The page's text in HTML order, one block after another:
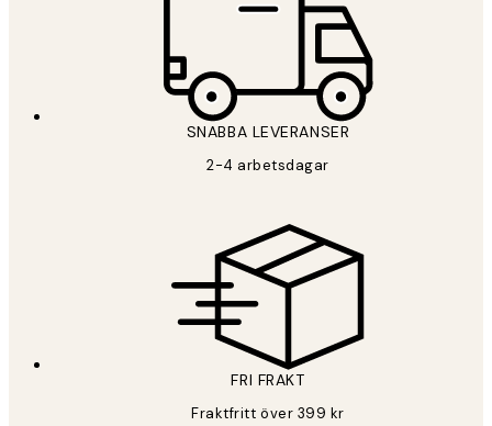
SNABBA LEVERANSER
2-4 arbetsdagar
FRI FRAKT
Fraktfritt över 399 kr